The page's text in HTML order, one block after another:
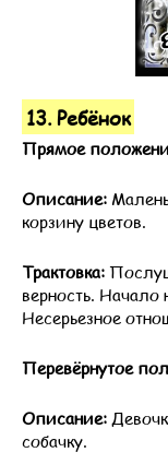
13. Ребёнок
Прямое
Описание:
корзину цветов.
Трактовка:
верность. Начало
Несерьезное
Перевёрнутое
Описание:
собачку.